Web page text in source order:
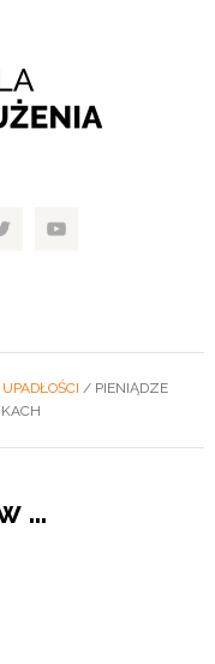
/ PIENIĄDZE
…